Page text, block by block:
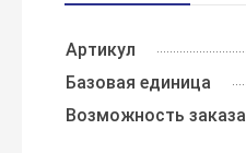
Артикул
Базовая единица
Возможность заказа